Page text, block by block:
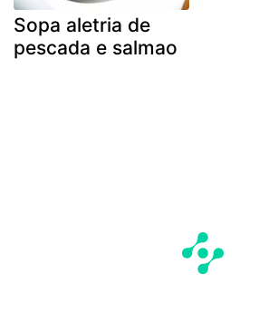
Sopa aletria de
pescada e salmao